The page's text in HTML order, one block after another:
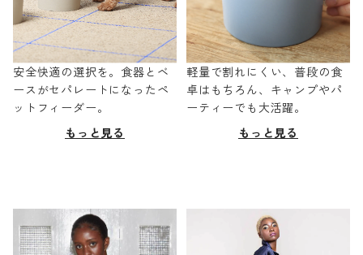
安全快適の選択を。食器とベ
ースがセパレートになったペ
ットフィーダー。
もっと見る
軽量で割れにくい、普段の食
卓はもちろん、キャンプやパ
ーティーでも大活躍。
もっと見る